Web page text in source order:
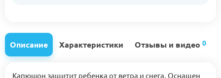
Описание Характеристики Отзывы и видео 0
Капюшон защитит ребенка от ветра и снега. Оснащен